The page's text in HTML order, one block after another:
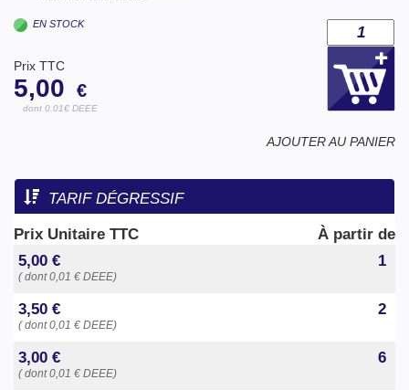
EN STOCK
Prix TTC
5,00 €
dont 0.01€ DEEE
AJOUTER AU PANIER
TARIF DÉGRESSIF
Prix Unitaire TTC
À partir de
5,00 €
( dont 0,01 € DEEE)
1
3,50 €
( dont 0,01 € DEEE)
2
3,00 €
( dont 0,01 € DEEE)
6